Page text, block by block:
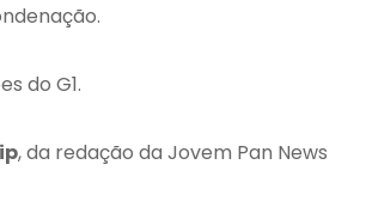
do G1.
, da redação da Jovem Pan News